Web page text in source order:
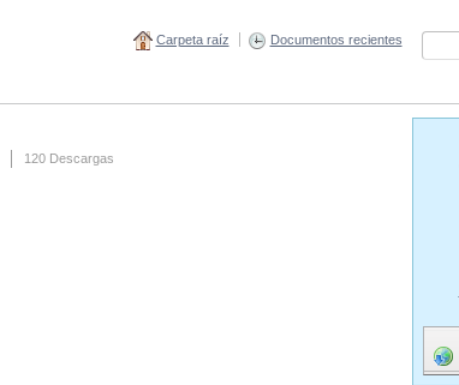
Carpeta raíz Documentos recientes
120 Descargas